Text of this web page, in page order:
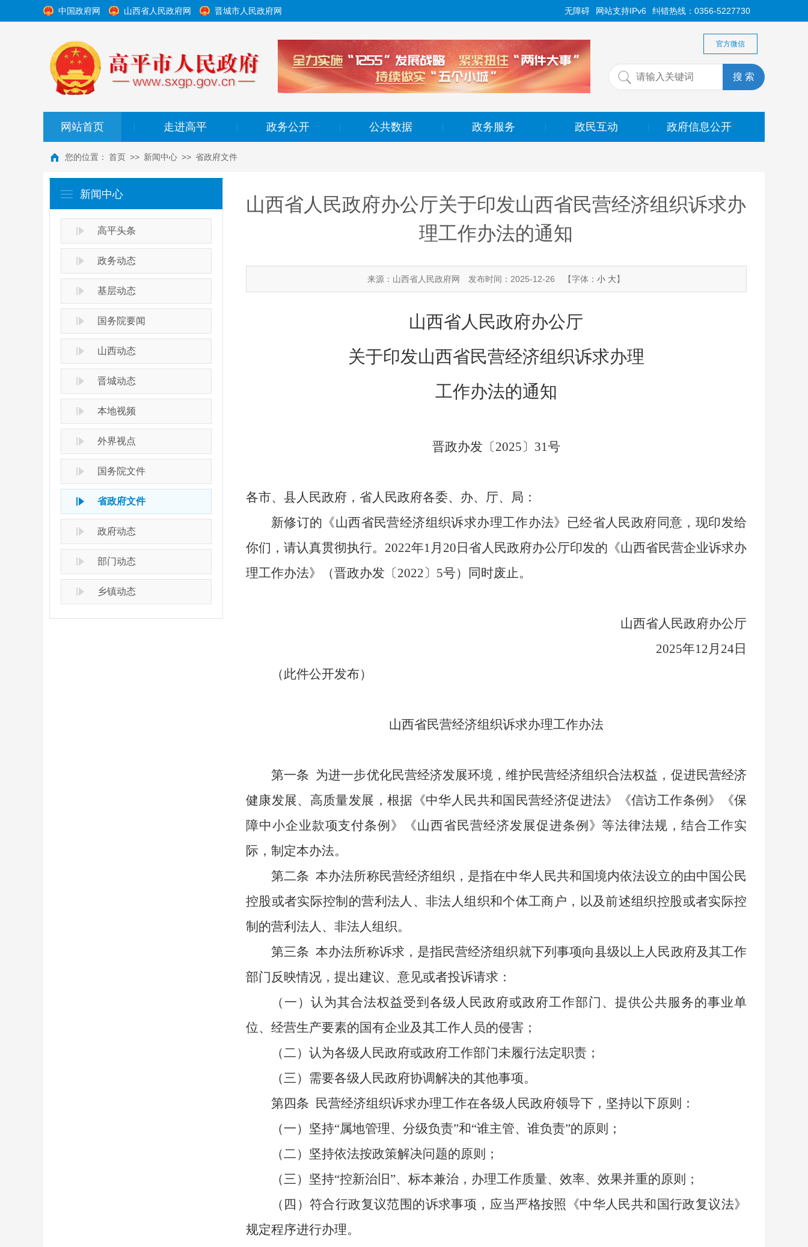
中国政府网 山西省人民政府网 晋城市人民政府网 纠错热线：0356-5227730
网站支持IPv6
无障碍
官方微信
网站首页 走进高平 政务公开 公共数据 政务服务 政民互动 政府信息公开
您的位置： 首页 >> 新闻中心 >> 省政府文件
新闻中心
高平头条
政务动态
基层动态
国务院要闻
山西动态
晋城动态
本地视频
外界视点
国务院文件
省政府文件
政府动态
部门动态
乡镇动态
山西省人民政府办公厅关于印发山西省民营经济组织诉求办
理工作办法的通知
来源：山西省人民政府网 发布时间：2025-12-26 【字体：小 大】
山西省人民政府办公厅
关于印发山西省民营经济组织诉求办理
工作办法的通知
晋政办发〔2025〕31号
各市、县人民政府，省人民政府各委、办、厅、局：
新修订的《山西省民营经济组织诉求办理工作办法》已经省人民政府同意，现印发给
你们，请认真贯彻执行。2022年1月20日省人民政府办公厅印发的《山西省民营企业诉求办
理工作办法》（晋政办发〔2022〕5号）同时废止。
山西省人民政府办公厅
2025年12月24日
（此件公开发布）
山西省民营经济组织诉求办理工作办法
第一条 为进一步优化民营经济发展环境，维护民营经济组织合法权益，促进民营经济
健康发展、高质量发展，根据《中华人民共和国民营经济促进法》《信访工作条例》《保
障中小企业款项支付条例》《山西省民营经济发展促进条例》等法律法规，结合工作实
际，制定本办法。
第二条 本办法所称民营经济组织，是指在中华人民共和国境内依法设立的由中国公民
控股或者实际控制的营利法人、非法人组织和个体工商户，以及前述组织控股或者实际控
制的营利法人、非法人组织。
第三条 本办法所称诉求，是指民营经济组织就下列事项向县级以上人民政府及其工作
部门反映情况，提出建议、意见或者投诉请求：
（一）认为其合法权益受到各级人民政府或政府工作部门、提供公共服务的事业单
位、经营生产要素的国有企业及其工作人员的侵害；
（二）认为各级人民政府或政府工作部门未履行法定职责；
（三）需要各级人民政府协调解决的其他事项。
第四条 民营经济组织诉求办理工作在各级人民政府领导下，坚持以下原则：
（一）坚持“属地管理、分级负责”和“谁主管、谁负责”的原则；
（二）坚持依法按政策解决问题的原则；
（三）坚持“控新治旧”、标本兼治，办理工作质量、效率、效果并重的原则；
（四）符合行政复议范围的诉求事项，应当严格按照《中华人民共和国行政复议法》
规定程序进行办理。